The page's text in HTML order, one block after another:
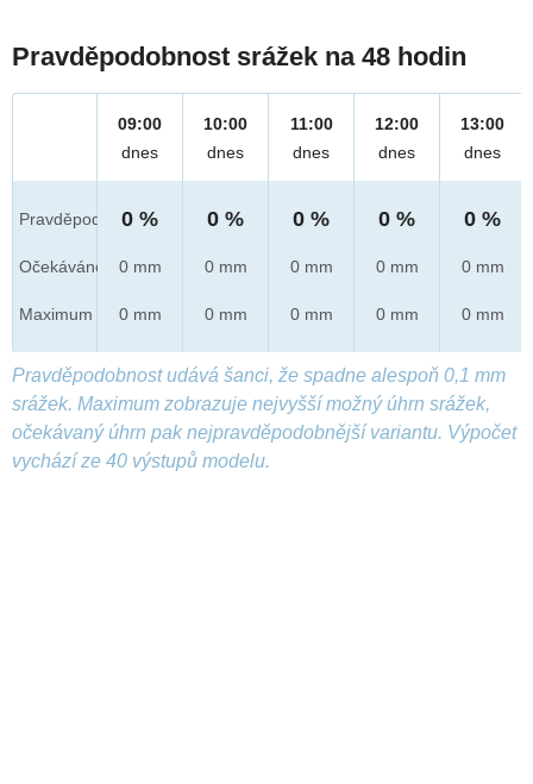
Pravděpodobnost srážek na 48 hodin
Pravděpod.
Očekáváno
Maximum
09:00
dnes
0 %
0 mm
0 mm
10:00
dnes
0 %
0 mm
0 mm
11:00
dnes
0 %
0 mm
0 mm
12:00
dnes
0 %
0 mm
0 mm
13:00
dnes
0 %
0 mm
0 mm
Pravděpodobnost udává šanci, že spadne alespoň 0,1 mm
srážek. Maximum zobrazuje nejvyšší možný úhrn srážek,
očekávaný úhrn pak nejpravděpodobnější variantu. Výpočet
vychází ze 40 výstupů modelu.